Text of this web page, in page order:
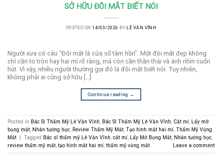
SỞ HỮU ĐÔI MẮT BIẾT NÓI
POSTED ON14/03/2026 BY LÊ VĂN VĨNH
Người xưa có câu “Đôi mắt là cửa sổ tâm hồn”. Một đôi mắt đẹp không
chỉ cần to tròn hay hai mí rõ ràng, mà còn cần thần thái và ánh nhìn cuốn
hút. Vì vậy, nhiều người thường gọi đó là đôi mắt biết nói. Tuy nhiên,
không phải ai cũng sở hữu […]
Continue reading →
Posted in Bác Sĩ Thẫm Mỹ Lê Văn Vĩnh, Bác Sĩ Thẩm Mỹ Lê Văn Vĩnh, Cắt mí, Lấy mỡ
bọng mắt, Nhân tướng học, Review Thẩm Mỹ Mắt, Tạo hình mắt hai mí, Thẩm Mỹ Vùng
Mắt | Tagged Bác sĩ thẩm mỹ Lê Văn Vĩnh, cắt mí, Lấy Mỡ Bọng Mắt, Nhân tướng học,
review thẩm mỹ mắt, tạo hình mắt hai mí, thẩm mỹ vùng mắt Leave a comment